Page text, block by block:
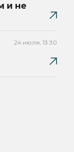
и не
24 июля, 13:30